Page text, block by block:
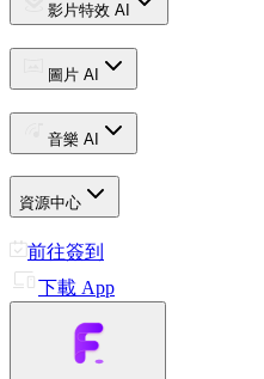
影片特效 AI
圖片 AI
音樂 AI
資源中心
前往簽到
下載 App